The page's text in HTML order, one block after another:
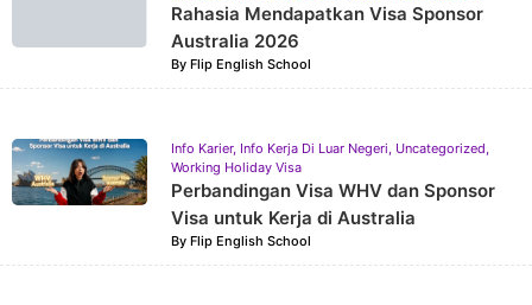
Rahasia Mendapatkan Visa Sponsor
Australia 2026
By Flip English School
Info Karier, Info Kerja Di Luar Negeri Uncategorized
Working Holiday Visa
Perbandingan Visa WHV dan Sponsor
Visa untuk Kerja di Australia
By Flip English School